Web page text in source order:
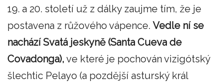
19. a 20. století už z dálky zaujme tím, že je
postavena z růžového vápence. Vedle ní se
nachází Svatá jeskyně (Santa Cueva de
Covadonga), ve které je pochován vizigótský
šlechtic Pelayo (a pozdější asturský král